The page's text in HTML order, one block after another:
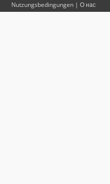
Nutzungsbedingungen| О нас